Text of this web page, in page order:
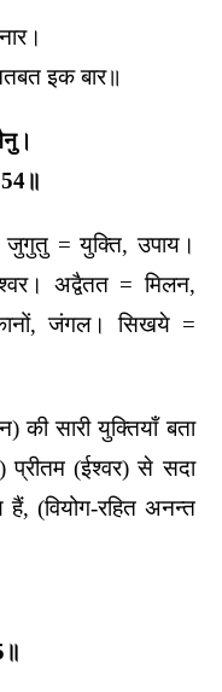
इक बार॥
जुगुतु = युक्ति, उपाय।
अद्वैतत = मिलन,
जंगल। सिखये =
की सारी युक्तियाँ बता
(ईश्वर) से सदा
(वियोग-रहित अनन्त